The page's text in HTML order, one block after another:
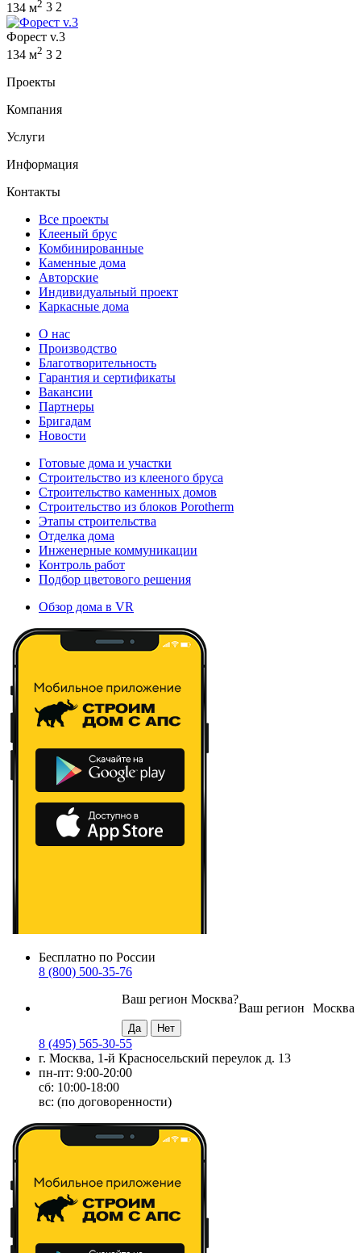
134 м2 3 2
Форест v.3
134 м2 3 2
Проекты
Компания
Услуги
Информация
Контакты
Все проекты
Клееный брус
Комбинированные
Каменные дома
Авторские
Индивидуальный проект
Каркасные дома
О нас
Производство
Благотворительность
Гарантия и сертификаты
Вакансии
Партнеры
Бригадам
Новости
Готовые дома и участки
Строительство из клееного бруса
Строительство каменных домов
Строительство из блоков Porotherm
Этапы строительства
Отделка дома
Инженерные коммуникации
Контроль работ
Подбор цветового решения
Обзор дома в VR
Бесплатно по России
8 (800) 500-35-76
Москва
Ваш регион
Ваш регион Москва?
8 (495) 565-30-55
г. Москва, 1-й Красносельский переулок д. 13
пн-пт: 9:00-20:00
сб: 10:00-18:00
вс: (по договоренности)